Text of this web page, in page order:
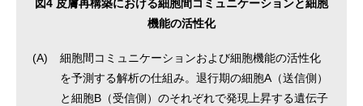
図4 皮膚再構築における細胞間コミュニケーションと細胞
機能の活性化
(A)
細胞間コミュニケーションおよび細胞機能の活性化
を予測する解析の仕組み。退行期の細胞A（送信側）
と細胞B（受信側）のそれぞれで発現上昇する遺伝子